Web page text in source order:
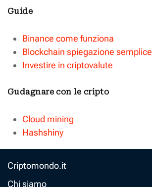
Guide
Binance come funziona
Blockchain spiegazione semplice
Investire in criptovalute
Gudagnare con le cripto
Cloud mining
Hashshiny
Criptomondo.it
Chi siamo